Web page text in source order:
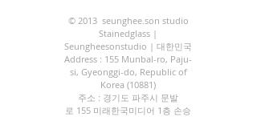
© 2013 seunghee.son studio
Stainedglass |
Seungheesonstudio | 대한민국
Address : 155 Munbal-ro, Paju-
si, Gyeonggi-do, Republic of
Korea (10881)
주소 : 경기도 파주시 문발
로 155 미래한국미디어 1층 손승